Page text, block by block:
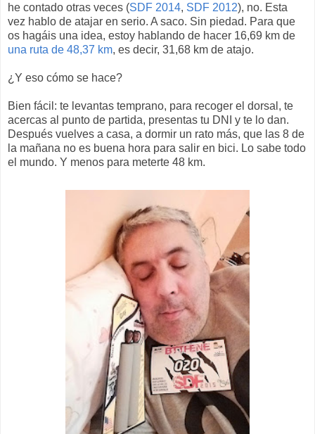
he contado otras veces (SDF 2014, SDF 2012), no. Esta
vez hablo de atajar en serio. A saco. Sin piedad. Para que
os hagáis una idea, estoy hablando de hacer 16,69 km de
una ruta de 48,37 km, es decir, 31,68 km de atajo.
¿Y eso cómo se hace?
Bien fácil: te levantas temprano, para recoger el dorsal, te
acercas al punto de partida, presentas tu DNI y te lo dan.
Después vuelves a casa, a dormir un rato más, que las 8 de
la mañana no es buena hora para salir en bici. Lo sabe todo
el mundo. Y menos para meterte 48 km.